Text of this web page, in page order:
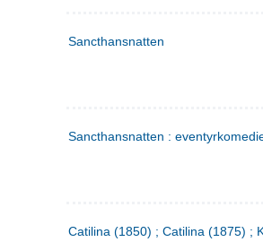
Sancthansnatten
Sancthansnatten :
Catilina (1850) ; Catilina (1875) ;